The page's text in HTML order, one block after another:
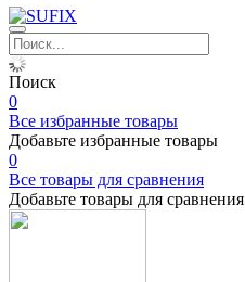
Поиск
0
Все избранные товары
Добавьте избранные товары
0
Все товары для сравнения
Добавьте товары для сравнения